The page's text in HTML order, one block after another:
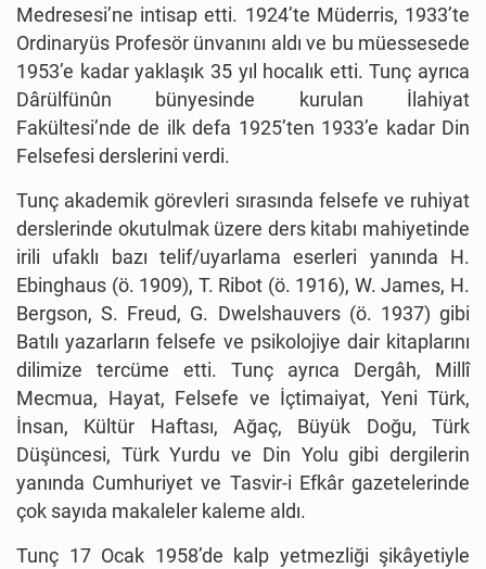
Medresesi’ne intisap etti. 1924’te Müderris, 1933’te
Ordinaryüs Profesör ünvanını aldı ve bu müessesede
1953’e kadar yaklaşık 35 yıl hocalık etti. Tunç ayrıca
Dârülfünûn bünyesinde kurulan İlahiyat
Fakültesi’nde de ilk defa 1925’ten 1933’e kadar Din
Felsefesi derslerini verdi.
Tunç akademik görevleri sırasında felsefe ve ruhiyat
derslerinde okutulmak üzere ders kitabı mahiyetinde
irili ufaklı bazı telif/uyarlama eserleri yanında H.
Ebinghaus (ö. 1909), T. Ribot (ö. 1916), W. James, H.
Bergson, S. Freud, G. Dwelshauvers (ö. 1937) gibi
Batılı yazarların felsefe ve psikolojiye dair kitaplarını
dilimize tercüme etti. Tunç ayrıca Dergâh, Millî
Mecmua, Hayat, Felsefe ve İçtimaiyat, Yeni Türk,
İnsan, Kültür Haftası, Ağaç, Büyük Doğu, Türk
Düşüncesi, Türk Yurdu ve Din Yolu gibi dergilerin
yanında Cumhuriyet ve Tasvir-i Efkâr gazetelerinde
çok sayıda makaleler kaleme aldı.
Tunç 17 Ocak 1958’de kalp yetmezliği şikâyetiyle